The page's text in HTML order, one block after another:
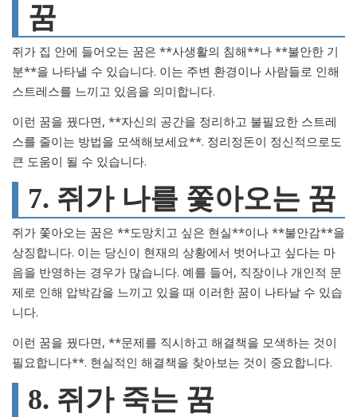
꿈
쥐가 집 안에 들어오는 꿈은 **사생활의 침해**나 **불안한 기
분**을 나타낼 수 있습니다. 이는 주변 환경이나 사람들로 인해
스트레스를 느끼고 있음을 의미합니다.
이런 꿈을 꿨다면, **자신의 공간을 정리하고 불필요한 스트레
스를 줄이는 방법을 모색해보세요**. 정리정돈이 정신적으로도
큰 도움이 될 수 있습니다.
7. 쥐가 나를 쫓아오는 꿈
쥐가 쫓아오는 꿈은 **도망치고 싶은 현실**이나 **불안감**을
상징합니다. 이는 당신이 현재의 상황에서 벗어나고 싶다는 마
음을 반영하는 경우가 많습니다. 예를 들어, 직장이나 개인적 문
제로 인해 압박감을 느끼고 있을 때 이러한 꿈이 나타날 수 있습
니다.
이런 꿈을 꿨다면, **문제를 직시하고 해결책을 모색하는 것이
필요합니다**. 현실적인 해결책을 찾아보는 것이 중요합니다.
8. 쥐가 죽는 꿈